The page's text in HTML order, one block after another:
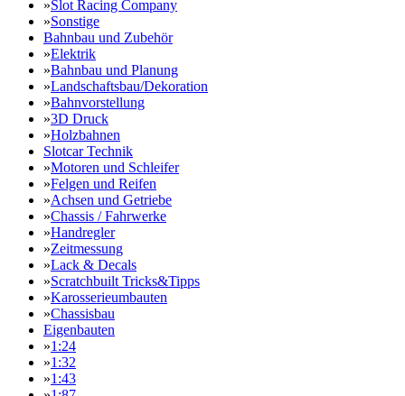
»Slot Racing Company
»Sonstige
Bahnbau und Zubehör
»Elektrik
»Bahnbau und Planung
»Landschaftsbau/Dekoration
»Bahnvorstellung
»3D Druck
»Holzbahnen
Slotcar Technik
»Motoren und Schleifer
»Felgen und Reifen
»Achsen und Getriebe
»Chassis / Fahrwerke
»Handregler
»Zeitmessung
»Lack & Decals
»Scratchbuilt Tricks&Tipps
»Karosserieumbauten
»Chassisbau
Eigenbauten
»1:24
»1:32
»1:43